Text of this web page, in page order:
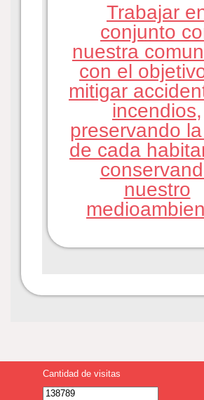
Trabajar
conjunto
nuestra
con el
mitigar
incendios,
preservando
de cada
nuestro
Cantidad de visitas